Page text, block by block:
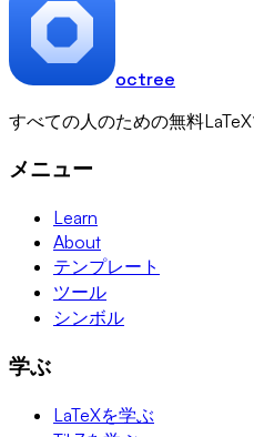
octree
すべての人のための無料
メニュー
Learn
About
テンプレート
ツール
シンボル
学ぶ
LaTeXを学ぶ